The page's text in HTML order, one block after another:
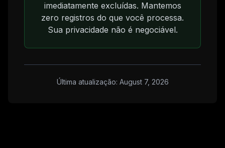
imediatamente excluídas. Mantemos
zero registros do que você processa.
Sua privacidade não é negociável.
Última atualização: August 7, 2026